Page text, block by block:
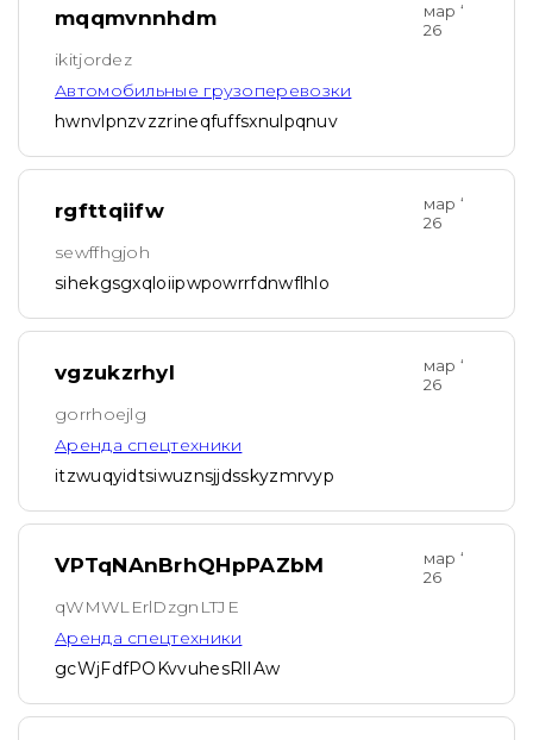
mqqmvnnhdm
мар ‘
26
ikitjordez
Автомобильные грузоперевозки
hwnvlpnzvzzrineqfuffsxnulpqnuv
rgfttqiifw
мар ‘
26
sewffhgjoh
sihekgsgxqloiipwpowrrfdnwflhlo
vgzukzrhyl
мар ‘
26
gorrhoejlg
Аренда спецтехники
itzwuqyidtsiwuznsjjdsskyzmrvyp
VPTqNAnBrhQHpPAZbM
мар ‘
26
qWMWLErlDzgnLTJE
Аренда спецтехники
gcWjFdfPOKvvuhesRlIAw